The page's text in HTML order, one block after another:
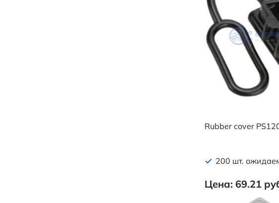
Rubber cover
200 шт.
Цена: 69.21